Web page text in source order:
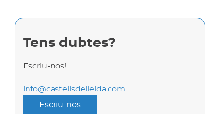
Tens dubtes?
Escriu-nos!
info@castellsdelleida.com
Escriu-nos